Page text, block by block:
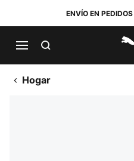
ENVÍO EN
Hogar